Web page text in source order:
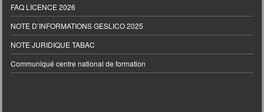
FAQ LICENCE 2026
NOTE D’INFORMATIONS GESLICO 2025
NOTE JURIDIQUE TABAC
Communiqué centre national de formation